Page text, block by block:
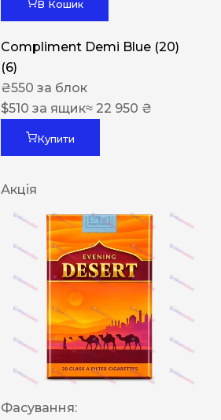
В Кошик
Compliment Demi Blue (20)
(6)
₴550 за блок
$510 за ящик≈ 22 950 ₴
Купити
Акція
Фасування: